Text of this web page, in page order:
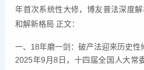
年首次系统性大修，博友普法深度
和解新格局 正文：
一、18年磨一剑：破产法迎来历史性
2025年9月8日，十四届全国人大常